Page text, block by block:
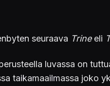
seuraava Trineeli
luvassa on
taikamaailmassa joko